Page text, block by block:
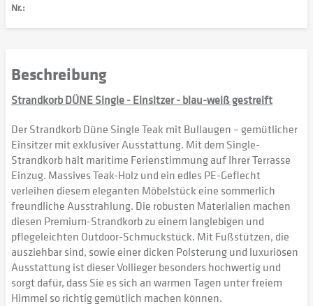
Nr.:
Beschreibung
Strandkorb DÜNE Single - Einsitzer - blau-weiß gestreift
Der Strandkorb Düne Single Teak mit Bullaugen – gemütlicher
Einsitzer mit exklusiver Ausstattung. Mit dem Single-
Strandkorb hält maritime Ferienstimmung auf Ihrer Terrasse
Einzug. Massives Teak-Holz und ein edles PE-Geflecht
verleihen diesem eleganten Möbelstück eine sommerlich
freundliche Ausstrahlung. Die robusten Materialien machen
diesen Premium-Strandkorb zu einem langlebigen und
pflegeleichten Outdoor-Schmuckstück. Mit Fußstützen, die
ausziehbar sind, sowie einer dicken Polsterung und luxuriösen
Ausstattung ist dieser Vollieger besonders hochwertig und
sorgt dafür, dass Sie es sich an warmen Tagen unter freiem
Himmel so richtig gemütlich machen können.